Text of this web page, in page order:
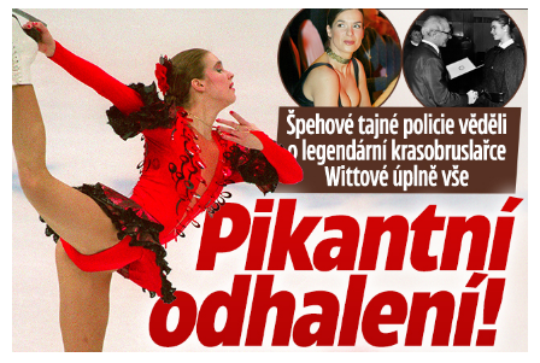
Tajná policie špehovala krasobruslařku Wittovou: Pikantní ...